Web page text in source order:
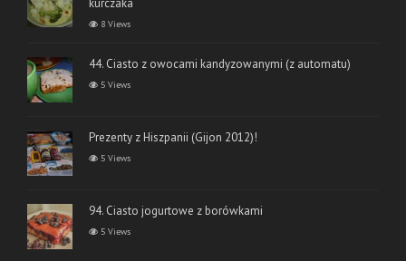
kurczaka
8 Views
44. Ciasto z owocami kandyzowanymi (z automatu)
5 Views
Prezenty z Hiszpanii (Gijon 2012)!
5 Views
94. Ciasto jogurtowe z borówkami
5 Views